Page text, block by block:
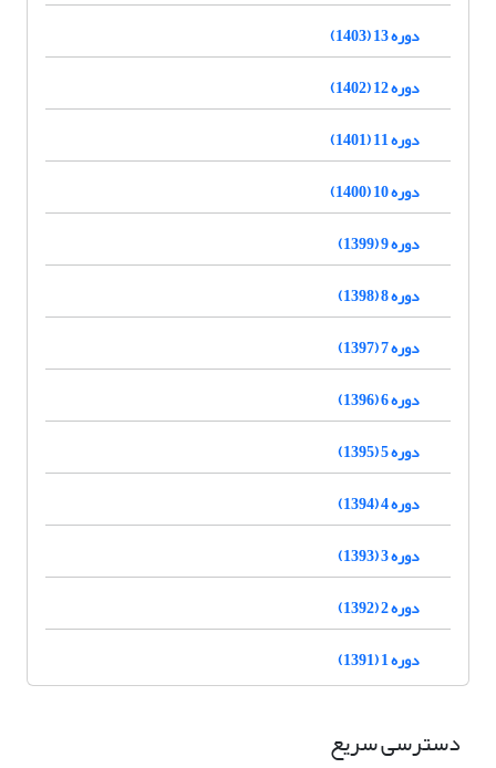
دوره 13 (1403)
دوره 12 (1402)
دوره 11 (1401)
دوره 10 (1400)
دوره 9 (1399)
دوره 8 (1398)
دوره 7 (1397)
دوره 6 (1396)
دوره 5 (1395)
دوره 4 (1394)
دوره 3 (1393)
دوره 2 (1392)
دوره 1 (1391)
دسترسی سریع